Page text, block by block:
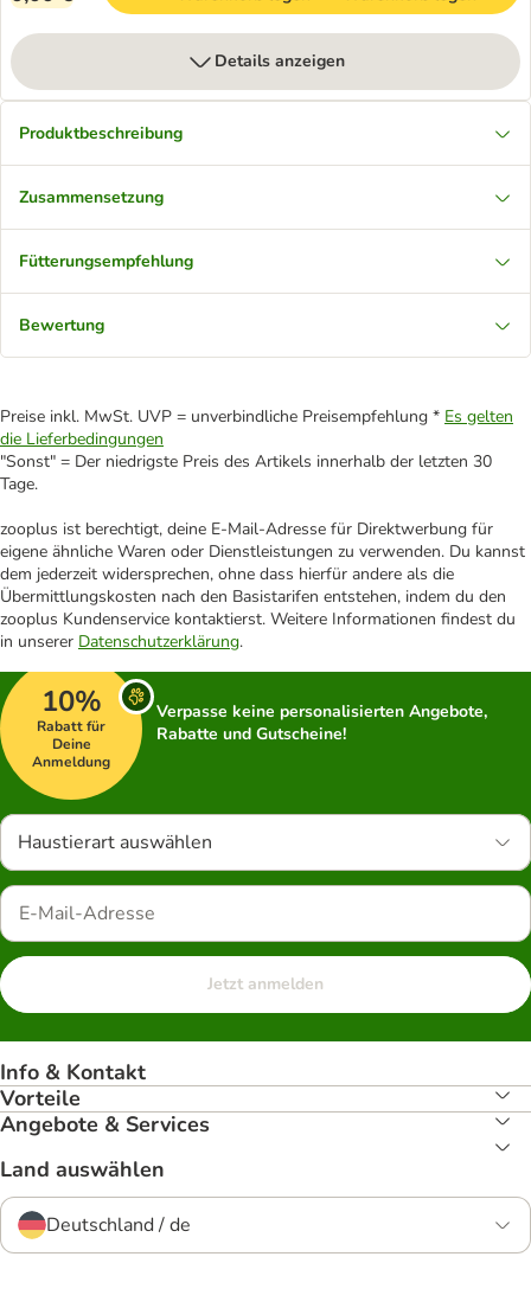
Details anzeigen
Produktbeschreibung
Zusammensetzung
Fütterungsempfehlung
Bewertung
Preise inkl. MwSt. UVP = unverbindliche Preisempfehlung * Es gelten
die Lieferbedingungen
"Sonst" = Der niedrigste Preis des Artikels innerhalb der letzten 30
Tage.
zooplus ist berechtigt, deine E-Mail-Adresse für Direktwerbung für
eigene ähnliche Waren oder Dienstleistungen zu verwenden. Du kannst
dem jederzeit widersprechen, ohne dass hierfür andere als die
Übermittlungskosten nach den Basistarifen entstehen, indem du den
zooplus Kundenservice kontaktierst. Weitere Informationen findest du
in unserer Datenschutzerklärung.
10%
Rabatt für
Deine
Anmeldung
Verpasse keine personalisierten Angebote,
Rabatte und Gutscheine!
Haustierart auswählen
Jetzt anmelden
Info & Kontakt
Vorteile
Angebote & Services
Land auswählen
Deutschland / de